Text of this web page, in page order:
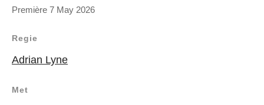
Première 7 May 2026
Regie
Adrian Lyne
Met